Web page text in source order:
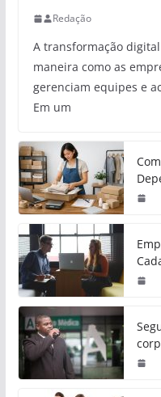
Redação
A transformação
maneira como as
gerenciam equipes e
Em um